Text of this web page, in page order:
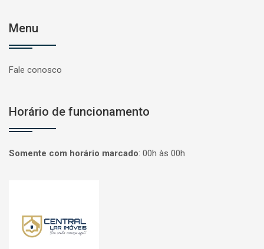
Menu
Fale conosco
Horário de funcionamento
Somente com horário marcado: 00h às 00h